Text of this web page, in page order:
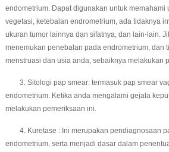
endometrium. Dapat digunakan untuk memahami
vegetasi, ketebalan endrometrium, ada tidaknya
ukuran tumor lainnya dan sifatnya, dan lain-lain.
menemukan penebalan pada endrometrium, dan
menstruasi dan usia anda, sebaiknya melakukan
3. Sitologi pap smear: termasuk pap smear
endometrium. Ketika anda mengalami gejala
melakukan pemeriksaan ini.
4. Kuretase : Ini merupakan pendiagnosaan
endometrium, serta menjadi dasar dalam